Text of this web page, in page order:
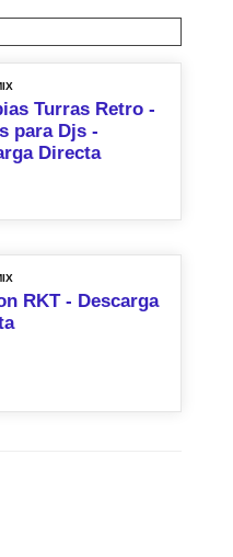
Turras Retro -
para Djs -
Directa
RKT - Descarga